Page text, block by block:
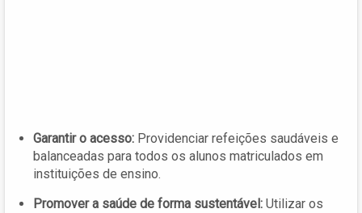
Garantir o acesso: Providenciar refeições saudáveis e
balanceadas para todos os alunos matriculados em
instituições de ensino.
Promover a saúde de forma sustentável: Utilizar os